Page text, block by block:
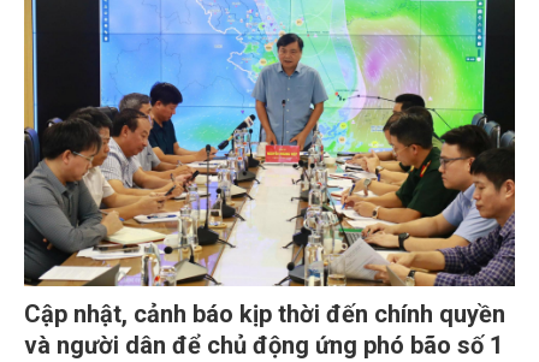
Cập nhật, cảnh báo kịp thời đến chính quyền
và người dân để chủ động ứng phó bão số 1